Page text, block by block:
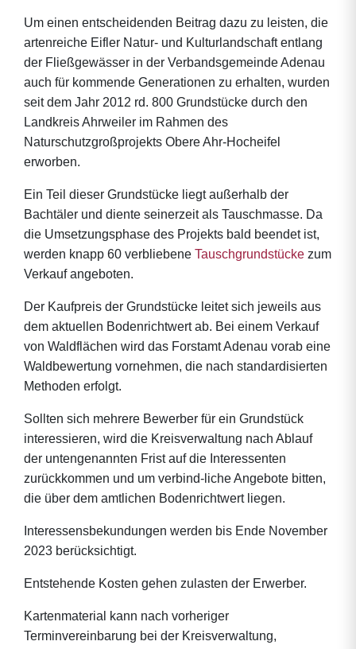
Um einen entscheidenden Beitrag dazu zu leisten, die
artenreiche Eifler Natur- und Kulturlandschaft entlang
der Fließgewässer in der Verbandsgemeinde Adenau
auch für kommende Generationen zu erhalten, wurden
seit dem Jahr 2012 rd. 800 Grundstücke durch den
Landkreis Ahrweiler im Rahmen des
Naturschutzgroßprojekts Obere Ahr-Hocheifel
erworben.
Ein Teil dieser Grundstücke liegt außerhalb der
Bachtäler und diente seinerzeit als Tauschmasse. Da
die Umsetzungsphase des Projekts bald beendet ist,
werden knapp 60 verbliebene Tauschgrundstücke zum
Verkauf angeboten.
Der Kaufpreis der Grundstücke leitet sich jeweils aus
dem aktuellen Bodenrichtwert ab. Bei einem Verkauf
von Waldflächen wird das Forstamt Adenau vorab eine
Waldbewertung vornehmen, die nach standardisierten
Methoden erfolgt.
Sollten sich mehrere Bewerber für ein Grundstück
interessieren, wird die Kreisverwaltung nach Ablauf
der untengenannten Frist auf die Interessenten
zurückkommen und um verbind-liche Angebote bitten,
die über dem amtlichen Bodenrichtwert liegen.
Interessensbekundungen werden bis Ende November
2023 berücksichtigt.
Entstehende Kosten gehen zulasten der Erwerber.
Kartenmaterial kann nach vorheriger
Terminvereinbarung bei der Kreisverwaltung,